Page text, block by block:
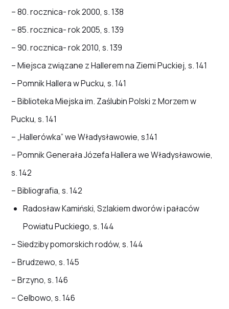
– 80. rocznica- rok 2000, s. 138
– 85. rocznica- rok 2005, s. 139
– 90. rocznica- rok 2010, s. 139
– Miejsca związane z Hallerem na Ziemi Puckiej, s. 141
– Pomnik Hallera w Pucku, s. 141
– Biblioteka Miejska im. Zaślubin Polski z Morzem w
Pucku, s. 141
– „Hallerówka” we Władysławowie, s.141
– Pomnik Generała Józefa Hallera we Władysławowie,
s. 142
– Bibliografia, s. 142
Radosław Kamiński, Szlakiem dworów i pałaców
Powiatu Puckiego, s. 144
– Siedziby pomorskich rodów, s. 144
– Brudzewo, s. 145
– Brzyno, s. 146
– Celbowo, s. 146